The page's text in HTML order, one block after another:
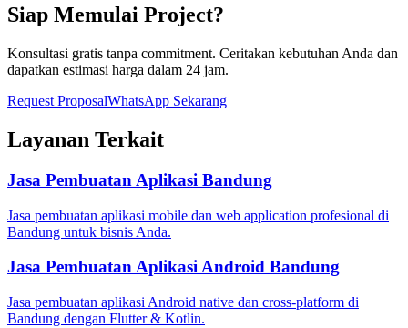
Siap Memulai Project?
Konsultasi gratis tanpa commitment. Ceritakan kebutuhan Anda dan
dapatkan estimasi harga dalam 24 jam.
Request ProposalWhatsApp Sekarang
Layanan Terkait
Jasa Pembuatan Aplikasi Bandung
Jasa pembuatan aplikasi mobile dan web application profesional di
Bandung untuk bisnis Anda.
Jasa Pembuatan Aplikasi Android Bandung
Jasa pembuatan aplikasi Android native dan cross-platform di
Bandung dengan Flutter & Kotlin.